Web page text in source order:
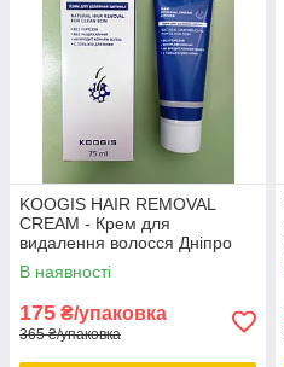
KOOGIS HAIR REMOVAL
CREAM - Крем для
видалення волосся Дніпро
В наявності
175 ₴/упаковка
365 ₴/упаковка